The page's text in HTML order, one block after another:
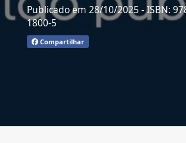
Publicado em 28/10/2025 - ISBN:
1800-5
Compartilhar